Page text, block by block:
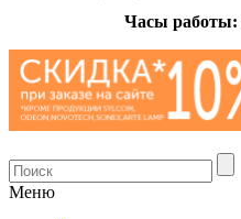
Часы работы:
Меню